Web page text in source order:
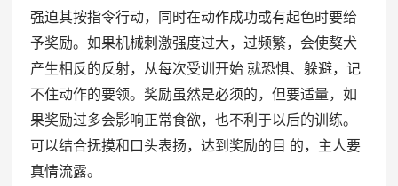
强迫其按指令行动，同时在动作成功或有起色时要给
予奖励。如果机械刺激强度过大，过频繁，会使獒犬
产生相反的反射，从每次受训开始 就恐惧、躲避，记
不住动作的要领。奖励虽然是必须的，但要适量，如
果奖励过多会影响正常食欲，也不利于以后的训练。
可以结合抚摸和口头表扬，达到奖励的目 的，主人要
真情流露。